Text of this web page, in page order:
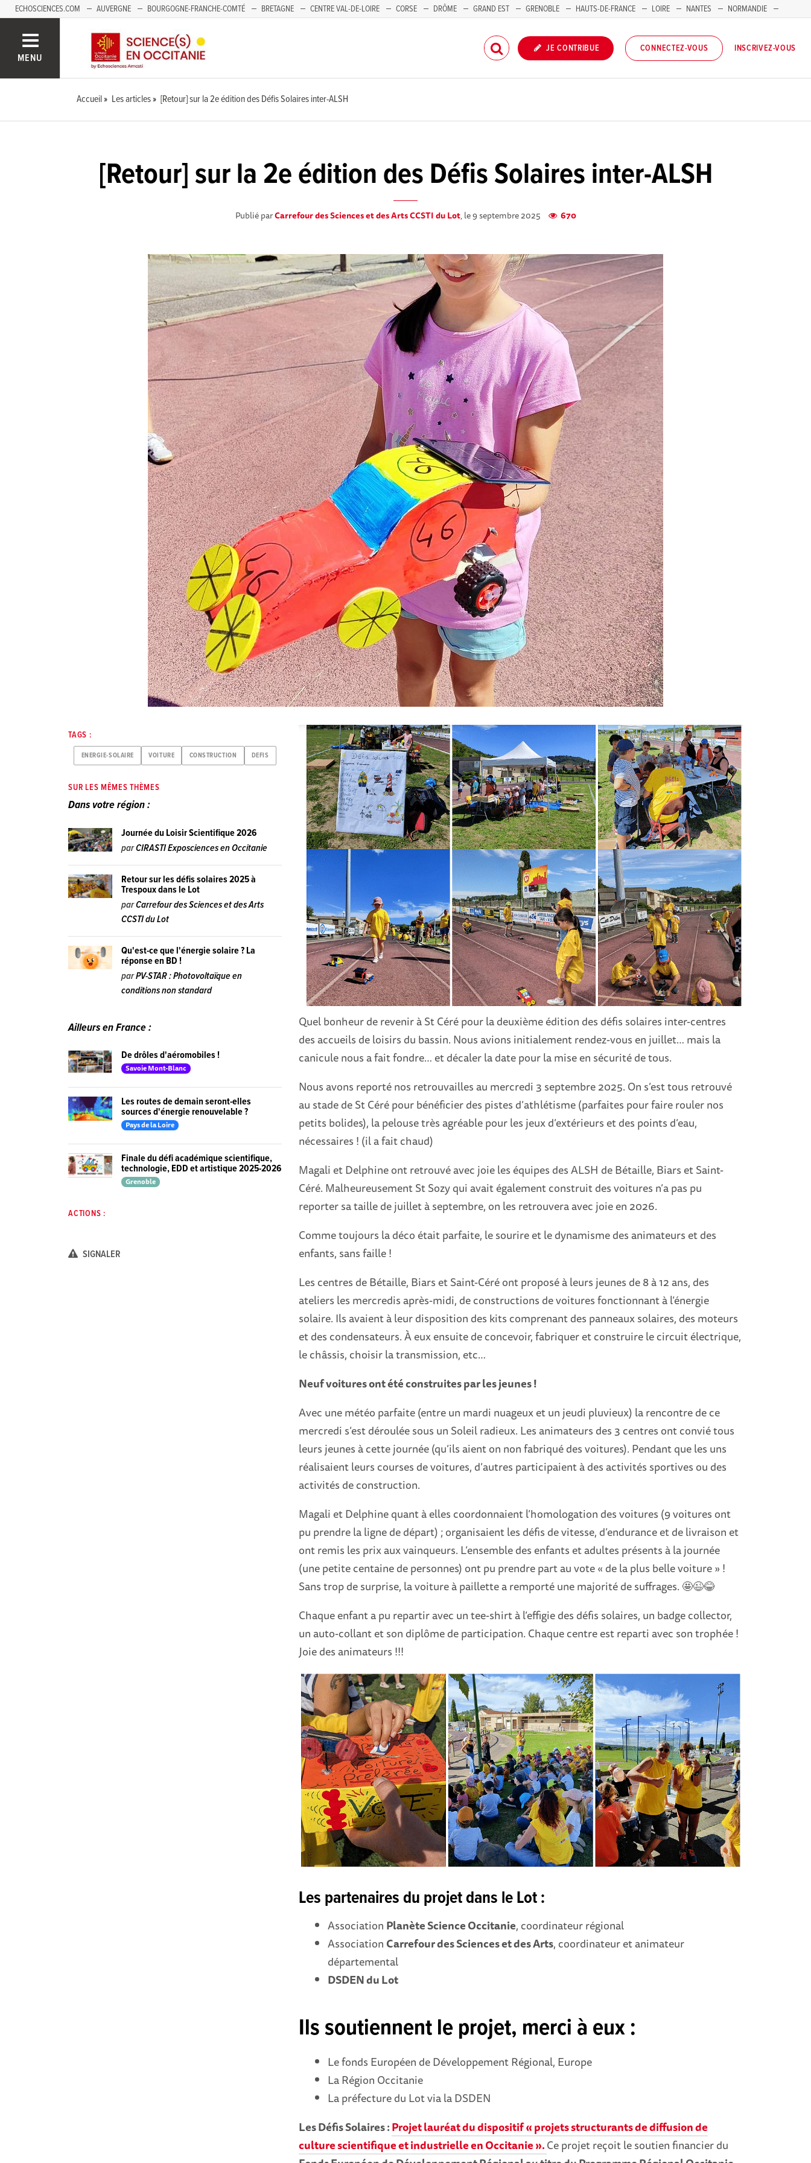
ECHOSCIENCES.COM AUVERGNE BOURGOGNE-FRANCHE-COMTÉ BRETAGNE CENTRE VAL-DE-LOIRE CORSE DRÔME GRAND EST GRENOBLE HAUTS-DE-FRANCE LOIRE NANTES
NORMANDIE
MENU
JE CONTRIBUE CONNECTEZ-VOUS INSCRIVEZ-VOUS
Accueil Les articles [Retour] sur la 2e édition des Défis Solaires inter-ALSH
[Retour] sur la 2e édition des Défis Solaires inter-ALSH
Publié parCarrefour des Sciences et des Arts CCSTI du Lot, le 9 septembre 2025 670
Quel bonheur de revenir à St Céré pour la deuxième édition des défis solaires inter-centres
des accueils de loisirs du bassin. Nous avions initialement rendez-vous en juillet… mais la
canicule nous a fait fondre… et décaler la date pour la mise en sécurité de tous.
Nous avons reporté nos retrouvailles au mercredi 3 septembre 2025. On s’est tous retrouvé
au stade de St Céré pour bénéficier des pistes d’athlétisme (parfaites pour faire rouler nos
petits bolides), la pelouse très agréable pour les jeux d’extérieurs et des points d’eau,
nécessaires ! (il a fait chaud)
Magali et Delphine ont retrouvé avec joie les équipes des ALSH de Bétaille, Biars et Saint-
Céré. Malheureusement St Sozy qui avait également construit des voitures n’a pas pu
reporter sa taille de juillet à septembre, on les retrouvera avec joie en 2026.
Comme toujours la déco était parfaite, le sourire et le dynamisme des animateurs et des
enfants, sans faille !
Les centres de Bétaille, Biars et Saint-Céré ont proposé à leurs jeunes de 8 à 12 ans, des
ateliers les mercredis après-midi, de constructions de voitures fonctionnant à l’énergie
solaire. Ils avaient à leur disposition des kits comprenant des panneaux solaires, des moteurs
et des condensateurs. À eux ensuite de concevoir, fabriquer et construire le circuit électrique,
le châssis, choisir la transmission, etc…
Neuf voitures ont été construites par les jeunes !
Avec une météo parfaite (entre un mardi nuageux et un jeudi pluvieux) la rencontre de ce
mercredi s’est déroulée sous un Soleil radieux. Les animateurs des 3 centres ont convié tous
leurs jeunes à cette journée (qu’ils aient on non fabriqué des voitures). Pendant que les uns
réalisaient leurs courses de voitures, d’autres participaient à des activités sportives ou des
activités de construction.
Magali et Delphine quant à elles coordonnaient l’homologation des voitures (9 voitures ont
pu prendre la ligne de départ) ; organisaient les défis de vitesse, d’endurance et de livraison et
ont remis les prix aux vainqueurs. L’ensemble des enfants et adultes présents à la journée
(une petite centaine de personnes) ont pu prendre part au vote « de la plus belle voiture » !
Sans trop de surprise, la voiture à paillette a remporté une majorité de suffrages. 🤩😉😂
Chaque enfant a pu repartir avec un tee-shirt à l’effigie des défis solaires, un badge collector,
un auto-collant et son diplôme de participation. Chaque centre est reparti avec son trophée !
Joie des animateurs !!!
Les partenaires du projet dans le Lot :
Association Planète Science Occitanie, coordinateur régional
Association Carrefour des Sciences et des Arts, coordinateur et animateur
départemental
DSDEN du Lot
Ils soutiennent le projet, merci à eux :
Le fonds Européen de Développement Régional, Europe
La Région Occitanie
La préfecture du Lot via la DSDEN
Les Défis Solaires :Projet lauréat du dispositif « projets structurants de diffusion de
culture scientifique et industrielle en Occitanie ».Ce projet reçoit le soutien financier du
TAGS :
ENERGIE-SOLAIRE VOITURE CONSTRUCTION DEFIS
SUR LES MÊMES THÈMES
Dans votre région :
Journée du Loisir Scientifique 2026
parCIRASTI Exposciences en Occitanie
Retour sur les défis solaires 2025 à
Trespoux dans le Lot
parCarrefour des Sciences et des Arts
CCSTI du Lot
Qu'est-ce que l'énergie solaire ? La
réponse en BD !
parPV-STAR : Photovoltaïque en
conditions non standard
Ailleurs en France :
De drôles d'aéromobiles !
Savoie Mont-Blanc
Les routes de demain seront-elles
sources d'énergie renouvelable ?
Pays de la Loire
Finale du défi académique scientifique,
technologie, EDD et artistique 2025-2026
Grenoble
ACTIONS :
SIGNALER